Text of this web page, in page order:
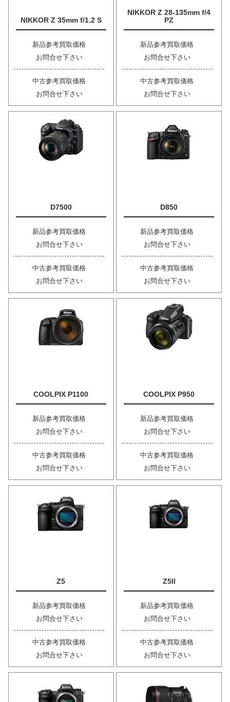
NIKKOR Z 35mm f/1.2 S
新品参考買取価格
お問合せ下さい
中古参考買取価格
お問合せ下さい
NIKKOR Z 28-135mm f/4
PZ
新品参考買取価格
お問合せ下さい
中古参考買取価格
お問合せ下さい
D7500
新品参考買取価格
お問合せ下さい
中古参考買取価格
お問合せ下さい
D850
新品参考買取価格
お問合せ下さい
中古参考買取価格
お問合せ下さい
COOLPIX P1100
新品参考買取価格
お問合せ下さい
中古参考買取価格
お問合せ下さい
COOLPIX P950
新品参考買取価格
お問合せ下さい
中古参考買取価格
お問合せ下さい
Z5
新品参考買取価格
お問合せ下さい
中古参考買取価格
お問合せ下さい
Z5II
新品参考買取価格
お問合せ下さい
中古参考買取価格
お問合せ下さい